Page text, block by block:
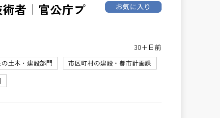
者｜官公庁プ お気に入り
30+日前
土木・建設部門
市区町村の建設・都市計画課